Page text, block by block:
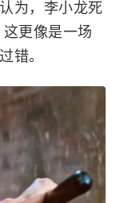
为，李小龙死
更像是一场
错。